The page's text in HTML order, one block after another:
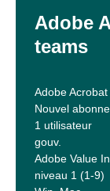
Adobe
teams
Adobe
Nouvel
1 utilisateur
gouv.
Adobe Value
niveau 1 (1-9)